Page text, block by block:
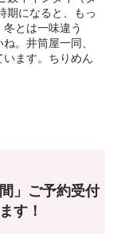
期になると、もっ
とは一味違う
。井筒屋一同、
ます。ちりめん
」ご予約受付
す！